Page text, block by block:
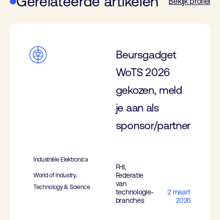
Beursgadget
WoTS 2026
gekozen, meld
je aan als
sponsor/partner
Industriële Elektronica
World of Industry,
Technology & Science
FHI,
Federatie
van
technologie-
branches
2 maart
2026